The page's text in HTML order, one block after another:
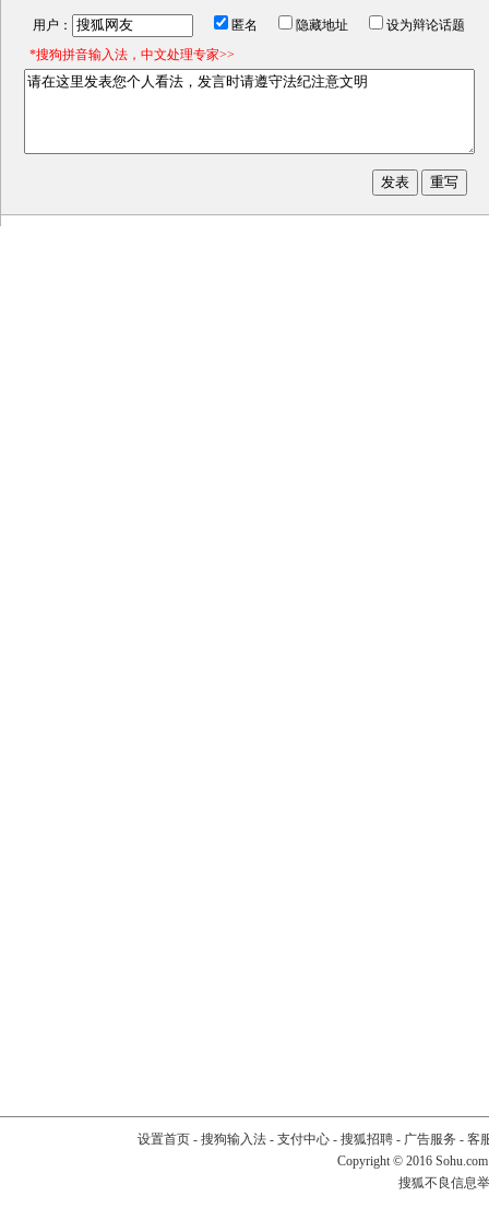
用户： 匿名 隐藏地址
设为辩论话题
*搜狗拼音输入法，中文处理专家>>
设置首页- 搜狗输入法- 支付中心- 搜狐招聘- 广告服务 - 客
Copyright © 2016
搜狐不良信息